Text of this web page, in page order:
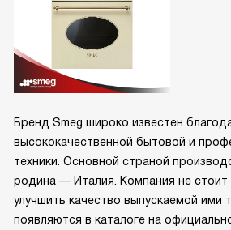
Бренд Smeg широко известен
высококачественной бытовой и
техники. Основной страной
родина — Италия. Компания не стоит
улучшить качество выпускаемой ими
появляются в каталоге на